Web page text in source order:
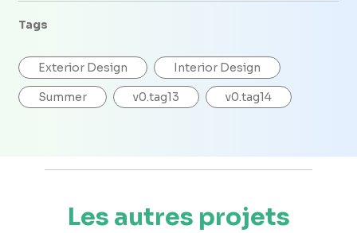
Tags
Exterior Design Interior Design
Summer v0.tag13 v0.tag14
Les autres projets